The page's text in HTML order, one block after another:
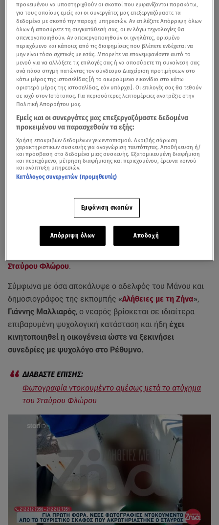
επέστρεψε οΜάνος Μαλλιαρός
ημέρες μετά το σοκαριστικό
ατύχημα με τουριστικό
σκάφος στον Άγιο Δομίνικο
, το οποίο είχε ως τραγική
Σταύρου Φλώρου.
Σύμφωνα με όσα αποκάλυψε ο αδελφός του Μάνου και
δημοσιογράφος της εκπομπής «Αλήθειες με τη Ζήνα»,
Γιάννης Μαλλιαρός, ο νεαρός βρίσκεται σε ιδιαίτερα
επιβαρυμένη ψυχολογική κατάσταση και ήδη έχει
κινητοποιηθεί η οικογένεια ώστε να ξεκινήσει
συνεδρίες με ψυχολόγο στο Ρέθυμνο.
Φωτογραφία ντοκουμέντο αμέσως μετά το ατύχημα
του Σταύρου Φλώρου
προκειμένου να υποστηριχθούν οι σκοποί που εμφανίζονται παρακάτω,
για τους οποίους εμείς και οι συνεργάτες μας επεξεργαζόμαστε τα
δεδομένα με σκοπό την παροχή υπηρεσιών. Αν επιλέξετε Απόρριψη όλων
όλων ή αποσύρετε τη συγκατάθεσή σας, οι εν λόγω τεχνολογίες θα
απενεργοποιηθούν. Αν απενεργοποιηθούν οι ιχνηλάτες, ορισμένο
περιεχόμενο και κάποιες από τις διαφημίσεις που βλέπετε ενδέχεται να
μην είναι τόσο σχετικές με εσάς. Μπορείτε να επανεμφανίσετε αυτό το
μενού για να αλλάξετε τις επιλογές σας ή να αποσύρετε τη συναίνεσή σας
ανά πάσα στιγμή πατώντας τον σύνδεσμο Διαχείριση προτιμήσεων στο
κάτω μέρος της ιστοσελίδας [ή το αιωρούμενο εικονίδιο στο κάτω
αριστερό μέρος της ιστοσελίδας, εάν υπάρχει]. Οι επιλογές σας θα τεθούν
σε ισχύ στον Ιστότοπος. Για περισσότερες λεπτομέρειες ανατρέξτε στην
Πολιτική Απορρήτου μας.
Εμείς και οι συνεργάτες μας επεξεργαζόμαστε δεδομένα
προκειμένου να παρασχεθούν τα εξής:
Χρήση επακριβών δεδομένων γεωεντοπισμού. Ακριβής σάρωση
χαρακτηριστικών συσκευής για αναγνώριση ταυτότητας. Αποθήκευση ή/
και πρόσβαση στα δεδομένα μιας συσκευής. Εξατομικευμένη διαφήμιση
και περιεχόμενο, μέτρηση διαφήμισης και περιεχομένου, έρευνα κοινού
και ανάπτυξη υπηρεσιών.
Κατάλογος συνεργατών (προμηθευτές)
Εμφάνιση σκοπών
Απόρριψη όλων Αποδοχή